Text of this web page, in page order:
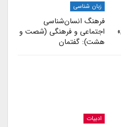
زبان شناسی
فرهنگ انسان‌شناسی
اجتماعی و فرهنگی (شصت و
هشت): گفتمان
ادبیات